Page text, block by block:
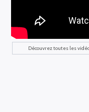
Découvrez toutes les